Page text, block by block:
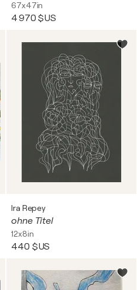
67x47in
4 970 $US
Ira Repey
ohne Titel
12x8in
440 $US